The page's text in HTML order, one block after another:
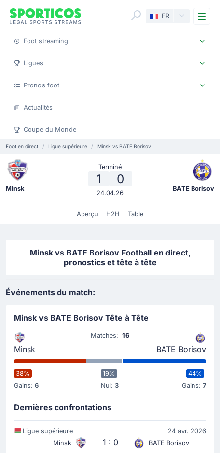
FR
Foot streaming
Ligues
Pronos foot
Actualités
Coupe du Monde
Foot en direct Ligue supérieure Minsk vs BATE Borisov
Minsk
Terminé
1 0
24.04.26
BATE Borisov
Aperçu H2H Table
Minsk vs BATE Borisov Football en direct,
pronostics et tête à tête
Événements du match:
Minsk vs BATE Borisov Tête à Tête
Minsk
Matches: 16
BATE Borisov
38%
Gains: 6
19%
Nul:3
44%
Gains: 7
Dernières confrontations
Ligue supérieure
24 avr. 2026
Minsk
1 : 0 BATE Borisov